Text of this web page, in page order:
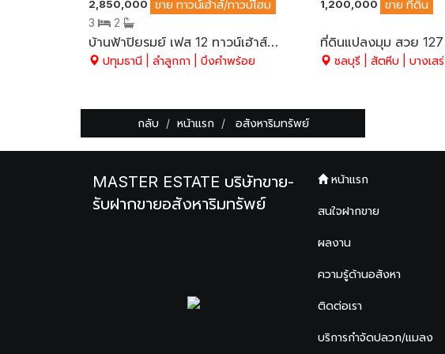
2,850,000 ขาย ทาวน์เฮ้าส์/ทาวน์โฮม
3
2
บ้านฟ้าปิยรมย์ เฟส 12 ทาวน์เฮ้าส์ 2 ชั้น หลังมุม 29.3 ตร.ว. มีพื้นที่ด้านข้าง ต่อเติมครบ พร้อมอยู่ อ.ลำลูกกา จ.ปทุมธานี
ปทุมธานี | ลำลูกกา | บึงคำพร้อย
1,200,000 ขาย ที่ดิน
ชลบุรี | สัตหีบ | บางเสร่
กลับ หน้าแรก อสังหาริมทรัพย์
MASTER ESTATE บริษัทขาย-
รับฝากขายอสังหาริมทรัพย์
หน้าแรก
สนใจฝากขาย
ผลงาน
ความรู้ด้านอสังหา
ติดต่อเรา
บริการกำจัดปลวก/แมลง